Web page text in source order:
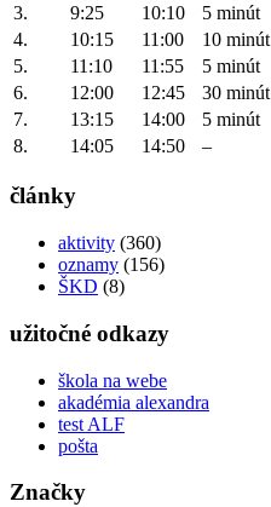
3.
9:25 10:10
5 minút
4.
10:15 11:00
10 minút
5.
11:10 11:55
5 minút
6.
12:00 12:45
30 minút
7.
13:15 14:00
5 minút
8.
14:05 14:50 –
články
aktivity (360)
oznamy (156)
ŠKD (8)
užitočné odkazy
škola na webe
akadémia alexandra
test ALF
pošta
Značky